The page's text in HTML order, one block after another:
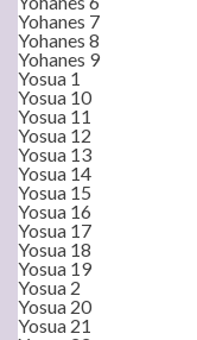
Yohanes 7
Yohanes 8
Yohanes 9
Yosua 1
Yosua 10
Yosua 11
Yosua 12
Yosua 13
Yosua 14
Yosua 15
Yosua 16
Yosua 17
Yosua 18
Yosua 19
Yosua 2
Yosua 20
Yosua 21